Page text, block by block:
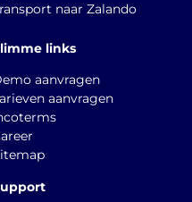
naar Zalando
links
aanvragen
aanvragen